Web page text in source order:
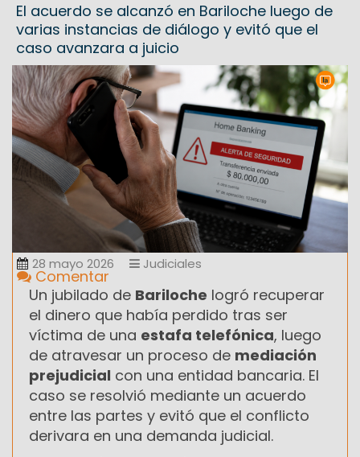
El acuerdo se alcanzó en Bariloche luego de
varias instancias de diálogo y evitó que el
caso avanzara a juicio
28 mayo 2026 Judiciales
Comentar
Un jubilado de Bariloche logró recuperar
el dinero que había perdido tras ser
víctima de una estafa telefónica, luego
de atravesar un proceso de mediación
prejudicial con una entidad bancaria. El
caso se resolvió mediante un acuerdo
entre las partes y evitó que el conflicto
derivara en una demanda judicial.